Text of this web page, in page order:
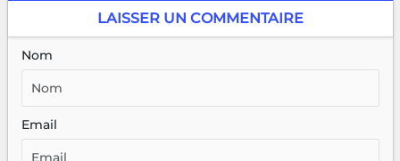
LAISSER UN COMMENTAIRE
Nom
Email